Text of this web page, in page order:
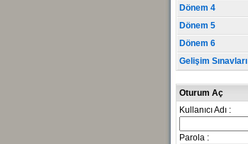
Dönem 4
Dönem 5
Dönem 6
Gelişim Sınavları
Oturum Aç
Kullanıcı Adı :
Parola :